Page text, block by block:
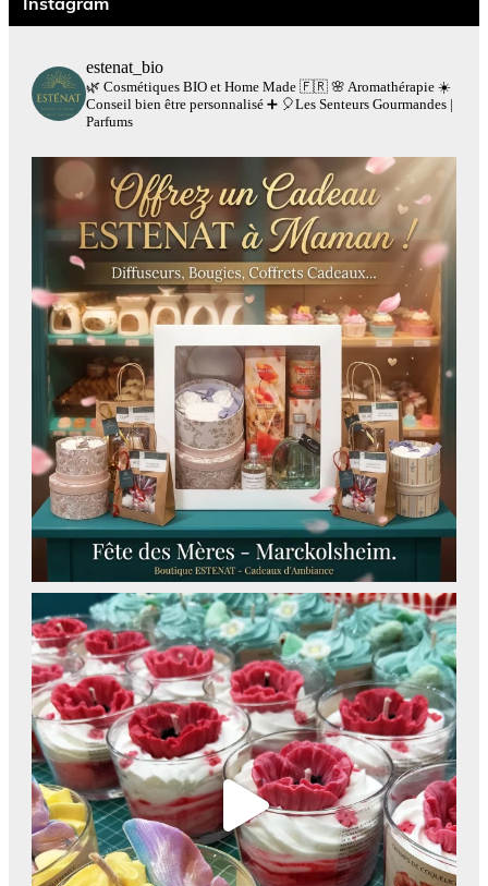
estenat_bio
🌿 Cosmétiques BIO et Home Made 🇫🇷🌸 Aromathérapie☀️
Conseil bien être personnalisé➕🎈Les Senteurs Gourmandes |
Parfums